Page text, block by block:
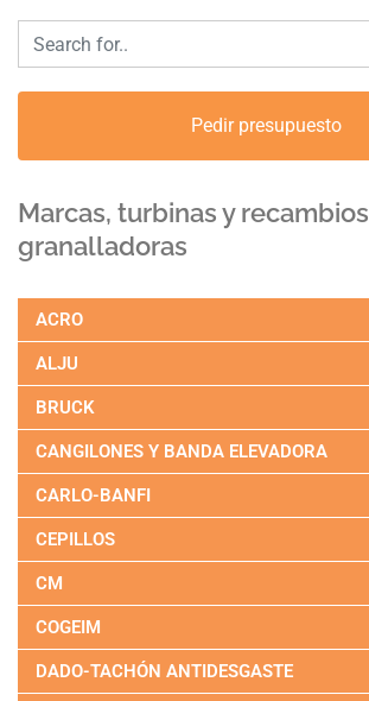
Pedir presupuesto
Marcas, turbinas y recambios
granalladoras
ACRO
ALJU
BRUCK
CANGILONES Y BANDA ELEVADORA
CARLO-BANFI
CEPILLOS
CM
COGEIM
DADO-TACHÓN ANTIDESGASTE